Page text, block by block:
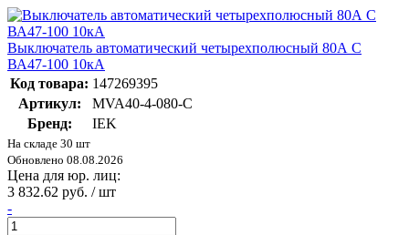
Выключатель автоматический четырехполюсный 80А С
ВА47-100 10кА
Код товара: 147269395
Артикул:
MVA40-4-080-C
Бренд:
IEK
На складе 30 шт
Обновлено 08.08.2026
Цена для юр. лиц:
3 832.62 руб. / шт
-